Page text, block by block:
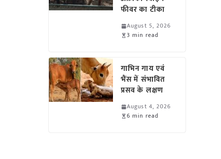
फीवर का टीका
August 5, 2026
3 min read
गाभिन गाय एवं
भैंस में संभावित
प्रसव के लक्षण
August 4, 2026
6 min read